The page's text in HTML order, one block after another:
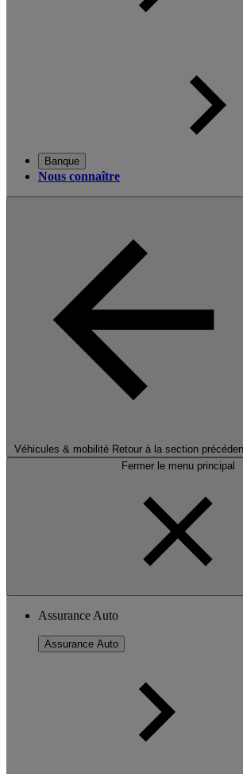
Banque
Nous connaître
Véhicules & mobilité Retour à la section
Fermer le menu principal
Assurance Auto
Assurance Auto